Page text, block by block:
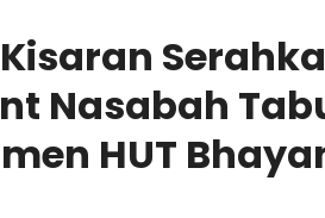
Kisaran
Nasabah
HUT